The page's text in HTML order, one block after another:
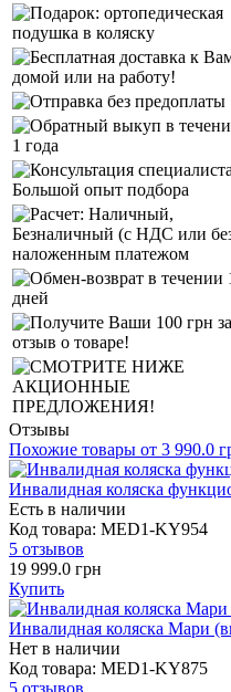
Отзывы
Похожие товары от 3 990.0
Инвалидная коляска
Есть в наличии
Код товара: MED1-KY954
5 отзывов
19 999.0 грн
Купить
Инвалидная коляска Мари
Нет в наличии
Код товара: MED1­-KY875